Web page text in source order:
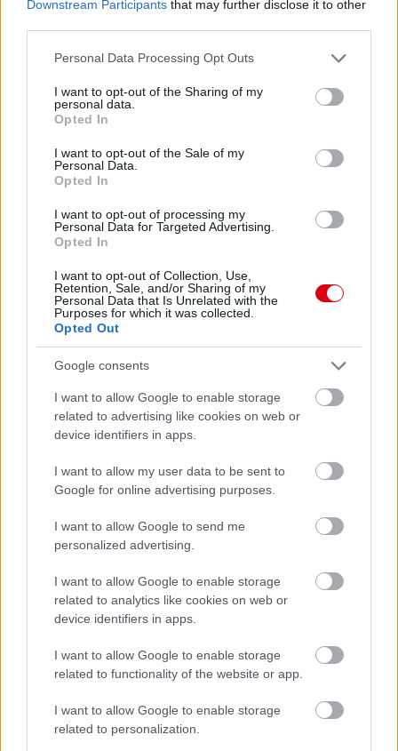
Downstream Participants that may further disclose it to other
Please note that this website/app uses one or more Google
not limited to your visit or usage behaviour. You may click to
grant or deny consent to Google and its third-party tags to
use your data for below specified purposes in below Google
consent section.
Personal Data Processing Opt Outs
I want to opt-out of the Sharing of my
personal data.
Opted In
I want to opt-out of the Sale of my
Personal Data.
Opted In
I want to opt-out of processing my
Personal Data for Targeted Advertising.
Opted In
I want to opt-out of Collection, Use,
Retention, Sale, and/or Sharing of my
Personal Data that Is Unrelated with the
Purposes for which it was collected.
Opted Out
Google consents
I want to allow Google to enable storage
related to advertising like cookies on web or
device identifiers in apps.
I want to allow my user data to be sent to
Google for online advertising purposes.
I want to allow Google to send me
personalized advertising.
I want to allow Google to enable storage
related to analytics like cookies on web or
device identifiers in apps.
I want to allow Google to enable storage
related to functionality of the website or app.
I want to allow Google to enable storage
related to personalization.